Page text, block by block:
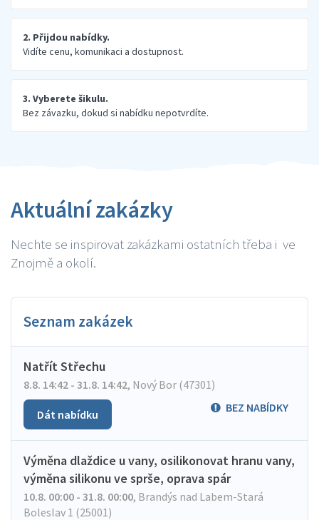
2. Přijdou nabídky.
Vidíte cenu, komunikaci a dostupnost.
3. Vyberete šikulu.
Bez závazku, dokud si nabídku nepotvrdíte.
Aktuální zakázky
Nechte se inspirovat zakázkami ostatních třeba i ve
Znojmě a okolí.
Seznam zakázek
Natřít Střechu
8.8. 14:42 - 31.8. 14:42, Nový Bor (47301)
BEZ NABÍDKY
Dát nabídku
Výměna dlaždice u vany, osilikonovat hranu vany,
výměna silikonu ve sprše, oprava spár
10.8. 00:00 - 31.8. 00:00, Brandýs nad Labem-Stará
Boleslav 1 (25001)